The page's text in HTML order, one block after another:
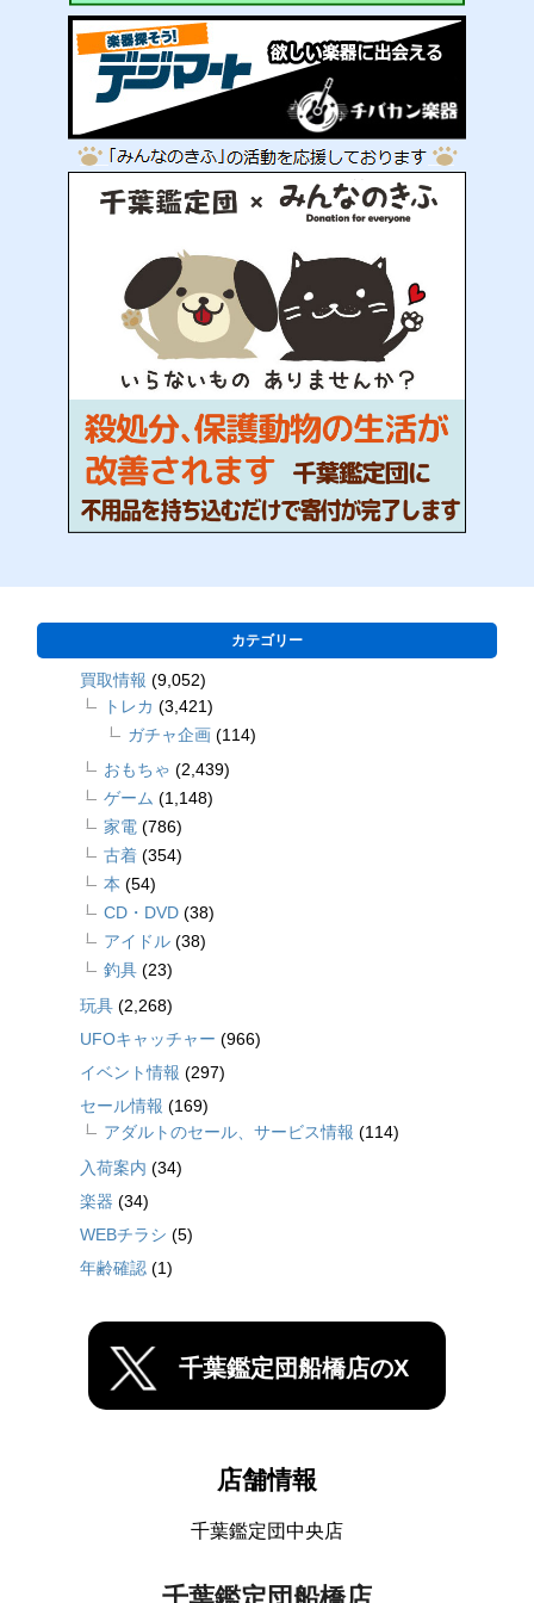
カテゴリー
買取情報 (9,052)
トレカ (3,421)
ガチャ企画 (114)
おもちゃ (2,439)
ゲーム (1,148)
家電 (786)
古着 (354)
本 (54)
CD・DVD (38)
アイドル (38)
釣具 (23)
玩具 (2,268)
UFOキャッチャー (966)
イベント情報 (297)
セール情報 (169)
アダルトのセール、サービス情報 (114)
入荷案内 (34)
楽器 (34)
WEBチラシ (5)
年齢確認 (1)
千葉鑑定団船橋店のX
店舗情報
千葉鑑定団中央店